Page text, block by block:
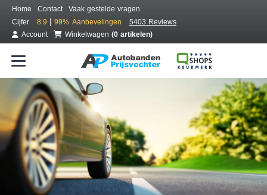
Home Contact
Vaak gestelde vragen
Cijfer
8.9 | 99% Aanbevelingen
5403 Reviews
Account
Winkelwagen (0 artikelen)
Bestel voordelig banden online
Gratis bezorgd of montage bij jou in de buurt